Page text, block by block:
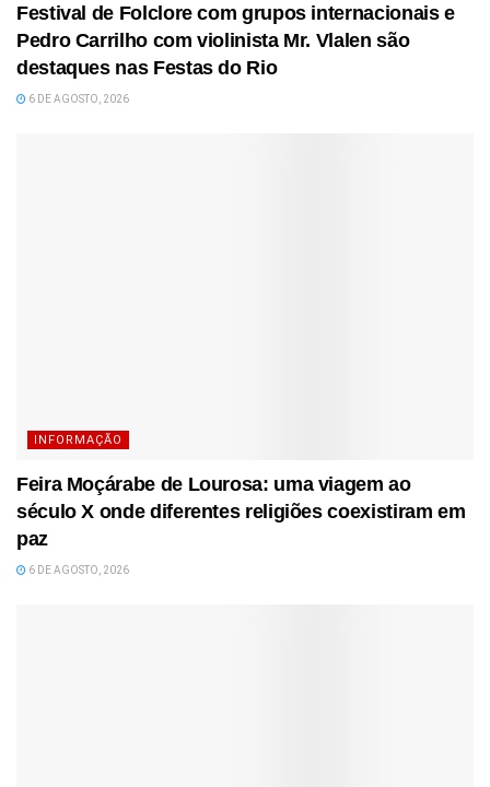
Festival de Folclore com grupos internacionais e
Pedro Carrilho com violinista Mr. Vlalen são
destaques nas Festas do Rio
6 DE AGOSTO, 2026
INFORMAÇÃO
Feira Moçárabe de Lourosa: uma viagem ao
século X onde diferentes religiões coexistiram em
paz
6 DE AGOSTO, 2026